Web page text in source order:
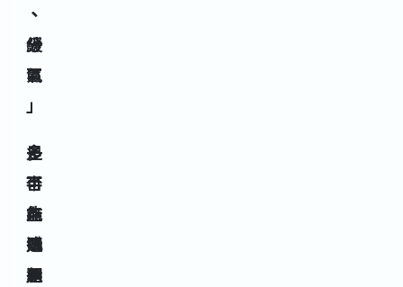
、
緩
氣
」
、
分
區
」
是
否
能
選
朝
多
半
無
法
選
多
可
在
購
屋